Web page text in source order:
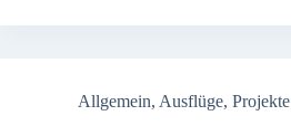
Allgemein, Ausflüge, Projekte